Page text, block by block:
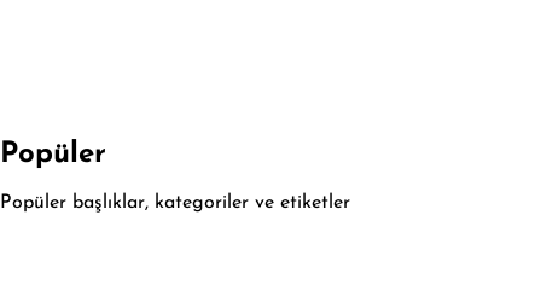
Popüler
Popüler başlıklar, kategoriler ve etiketler